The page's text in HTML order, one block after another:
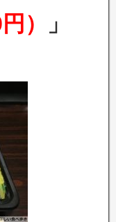
） 」